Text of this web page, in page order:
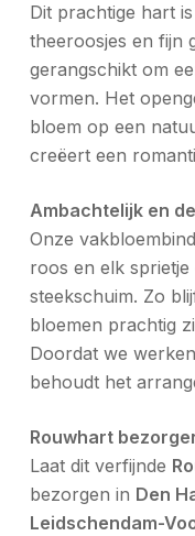
Dit prachtige hart
theeroosjes en fijn
gerangschikt om
vormen. Het
bloem op een
creëert een
Ambachtelijk en
Onze
roos en elk
steekschuim. Zo
bloemen prachtig
Doordat we
behoudt het
Rouwhart
Laat dit verfijnde
bezorgen in Den
Leidschendam-